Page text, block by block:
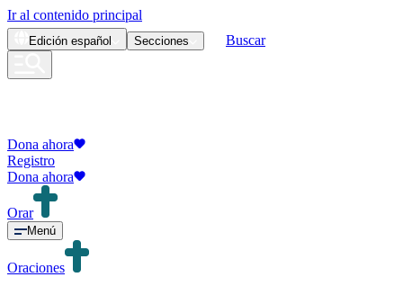
Ir al contenido principal
Edición español Secciones Buscar
Dona ahora
Registro
Dona ahora
Orar
Menú
Oraciones